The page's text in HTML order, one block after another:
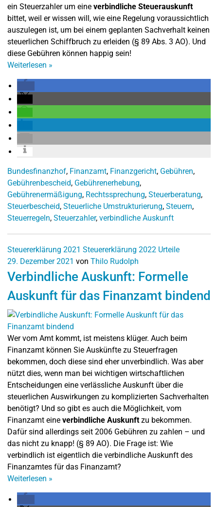
ein Steuerzahler um eine verbindliche Steuerauskunft
bittet, weil er wissen will, wie eine Regelung voraussichtlich
auszulegen ist, um bei einem geplanten Sachverhalt keinen
steuerlichen Schiffbruch zu erleiden (§ 89 Abs. 3 AO). Und
diese Gebühren können happig sein!
Weiterlesen »
Bundesfinanzhof, Finanzamt, Finanzgericht, Gebühren,
Gebührenbescheid, Gebührenerhebung,
Gebührenermäßigung, Rechtssprechung, Steuerberatung,
Steuerbescheid, Steuerliche Umstrukturierung, Steuern,
Steuerregeln, Steuerzahler, verbindliche Auskunft
Steuererklärung 2021 Steuererklärung 2022 Urteile
29. Dezember 2021 von Thilo Rudolph
Verbindliche Auskunft: Formelle
Auskunft für das Finanzamt bindend
Wer vom Amt kommt, ist meistens klüger. Auch beim
Finanzamt können Sie Auskünfte zu Steuerfragen
bekommen, doch diese sind eher unverbindlich. Was aber
nützt dies, wenn man bei wichtigen wirtschaftlichen
Entscheidungen eine verlässliche Auskunft über die
steuerlichen Auswirkungen zu komplizierten Sachverhalten
benötigt? Und so gibt es auch die Möglichkeit, vom
Finanzamt eine verbindliche Auskunftzu bekommen.
Dafür sind allerdings seit 2006 Gebühren zu zahlen – und
das nicht zu knapp! (§ 89 AO). Die Frage ist: Wie
verbindlich ist eigentlich die verbindliche Auskunft des
Finanzamtes für das Finanzamt?
Weiterlesen »